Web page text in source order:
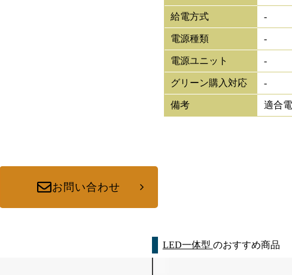
給電方式 -
電源種類 -
電源ユニット -
グリーン購入対応 -
備考 適合
お問い合わせ
LED一体型 のおすすめ商品